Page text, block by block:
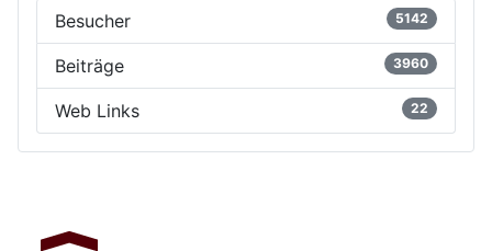
Besucher 5142
Beiträge 3960
Web Links 22